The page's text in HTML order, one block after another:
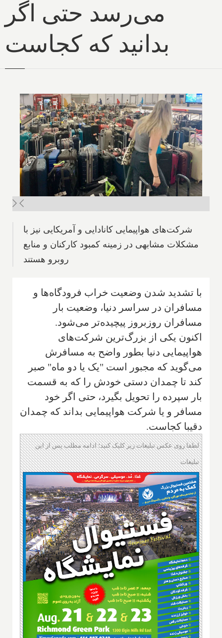
می‌رسد حتی اگر
بدانید که کجاست
شرکت‌های هواپیمایی کانادایی و آمریکایی نیز با
مشکلات مشابهی در زمینه کمبود کارکنان و منابع
روبرو هستند
با تشدید شدن وضعیت خراب فرودگاه‌ها و
مسافران در سراسر دنیا، وضعیت بار
مسافران روزبروز پیچیده‌تر می‌شود.
اکنون یکی از بزرگ‌ترین شرکت‌های
هواپیمایی دنیا بطور واضح به مسافرش
می‌گوید که مجبور است "یک یا دو ماه" صبر
کند تا چمدان دستی خودش را که به قسمت
بار سپرده را تحویل بگیرد، حتی اگر خود
مسافر و یا شرکت هواپیمایی بداند که چمدان
دقیبا کجاست.
لطفا روی عکس تبلیغات زیر کلیک کنید؛ ادامه مطلب پس از این
تبلیغات